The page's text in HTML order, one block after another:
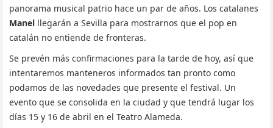
panorama musical patrio hace un par de años. Los catalanes
Manel llegarán a Sevilla para mostrarnos que el pop en
catalán no entiende de fronteras.
Se prevén más confirmaciones para la tarde de hoy, así que
intentaremos manteneros informados tan pronto como
podamos de las novedades que presente el festival. Un
evento que se consolida en la ciudad y que tendrá lugar los
días 15 y 16 de abril en el Teatro Alameda.